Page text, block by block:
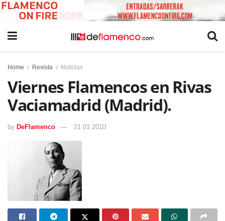
Home Revista Noticias
Viernes Flamencos en Rivas
Vaciamadrid (Madrid).
by DeFlamenco 21 01 2010